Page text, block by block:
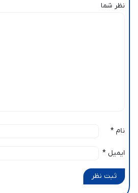
نظر شما
نام *
ایمیل *
ثبت نظر